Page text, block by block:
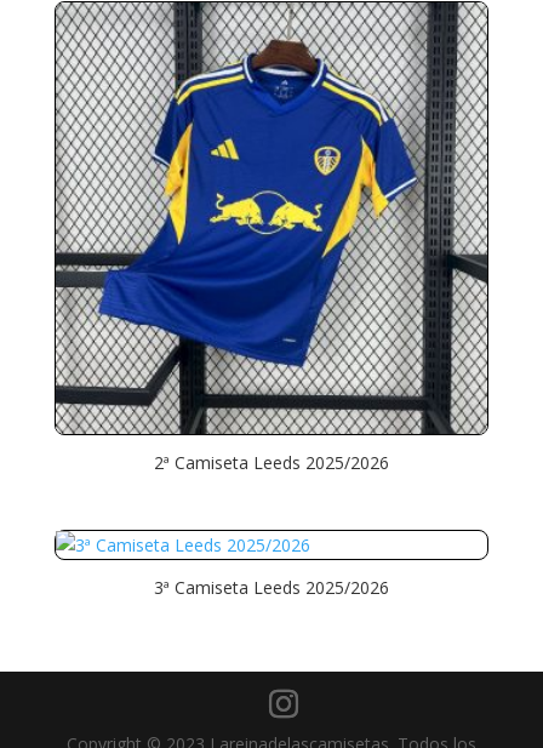
2ª Camiseta Leeds 2025/2026
3ª Camiseta Leeds 2025/2026